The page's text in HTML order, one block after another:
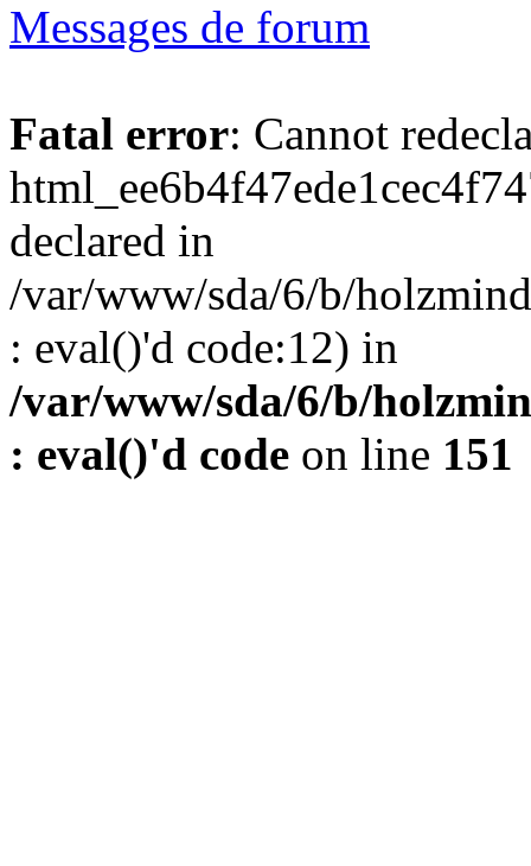
Messages de forum
Fatal error: Cannot
declared in
/var/www/sda/6/b/
: eval()'d code:12) in
/var/www/sda/6/b/
: eval()'d code on line 151